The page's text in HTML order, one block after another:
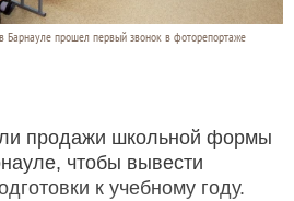
Барнауле прошел первый звонок в фоторепортаже
продажи школьной формы
чтобы вывести
к учебному году.